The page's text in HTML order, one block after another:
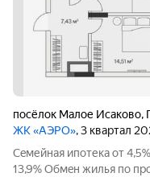
посёлок Малое Исаково,
ЖК «АЭРО», 3 квартал
Ceмейнaя ипoтека от 4,5% IT ипотекa от 4,5% Pыночная ипoтeкa
13,9% Обмeн жилья по пpограмме трейд-ин Рассрочка 0%